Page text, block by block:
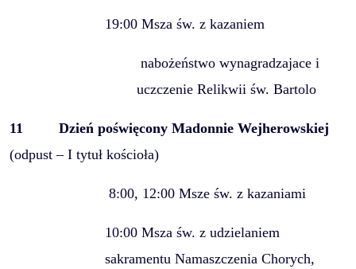
19:00 Msza św. z kazaniem
nabożeństwo wynagradzajace i
uczczenie Relikwii św. Bartolo
11
Dzień poświęcony Madonnie Wejherowskiej
(odpust – I tytuł kościoła)
8:00, 12:00 Msze św. z kazaniami
10:00 Msza św. z udzielaniem
sakramentu Namaszczenia Chorych,